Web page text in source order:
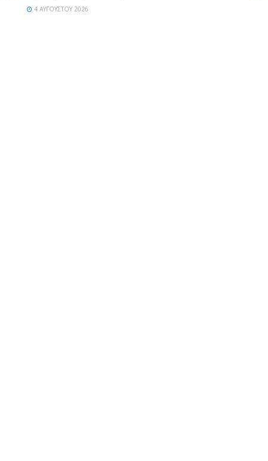
4 ΑΥΓΟΎΣΤΟΥ 2026